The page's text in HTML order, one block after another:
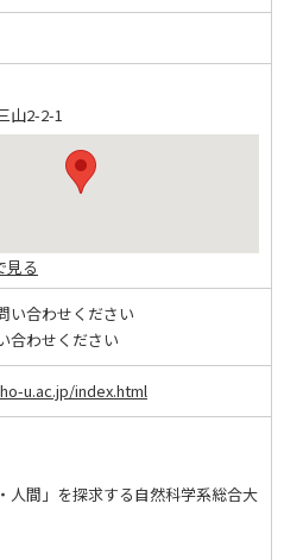
山2-2-1
見る
い合わせください
合わせください
u.ac.jp/index.html
人間」を探求する自然科学系総合大